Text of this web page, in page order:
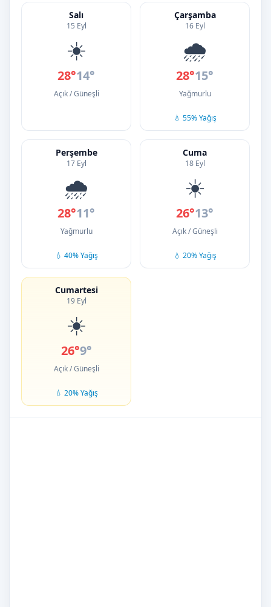
Salı
15 Eyl
☀️
28°14°
Açık / Güneşli
Çarşamba
16 Eyl
🌧️
28°15°
Yağmurlu
💧 55% Yağış
Perşembe
17 Eyl
🌧️
28°11°
Yağmurlu
💧 40% Yağış
Cuma
18 Eyl
☀️
26°13°
Açık / Güneşli
💧 20% Yağış
Cumartesi
19 Eyl
☀️
26°9°
Açık / Güneşli
💧 20% Yağış